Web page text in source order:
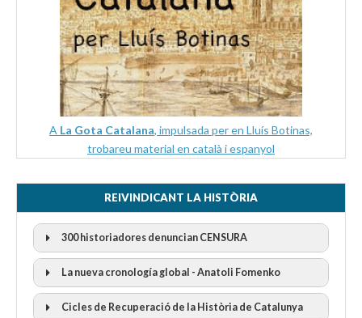
A La Gota Catalana, impulsada per en Lluís Botinas,
trobareu material en català i espanyol
REIVINDICANT LA HISTÒRIA
300 historiadores denuncian CENSURA
300 Historiadors denuncien al “Gobierno Español” per la
La nueva cronología global - Anatoli Fomenko
Cicles de Recuperació de la Història de Catalunya